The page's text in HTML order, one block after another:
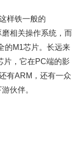
样铁一般的
相关操作系统，而
的M1芯片。长远来
片，它在PC端的影
有ARM，还有一众
伙伴。